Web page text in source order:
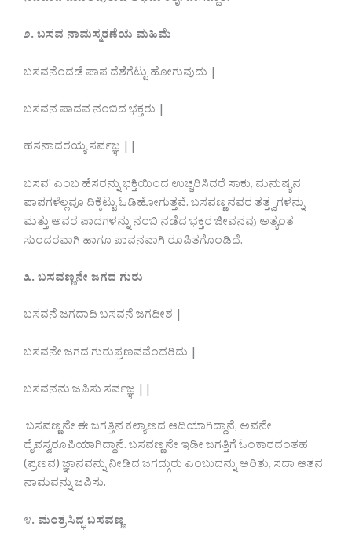
೨. ಬಸವ ನಾಮಸ್ಮರಣೆಯ ಮಹಿಮೆ
ಬಸವನೆಂದಡೆ ಪಾಪ ದೆಶೆಗೆಟ್ಟು ಹೋಗುವುದು |
ಬಸವನ ಪಾದವ ನಂಬಿದ ಭಕ್ತರು |
ಹಸನಾದರಯ್ಯ ಸರ್ವಜ್ಞ ||
ಬಸವ’ ಎಂಬ ಹೆಸರನ್ನು ಭಕ್ತಿಯಿಂದ ಉಚ್ಚರಿಸಿದರೆ ಸಾಕು, ಮನುಷ್ಯನ
ಪಾಪಗಳೆಲ್ಲವೂ ದಿಕ್ಕೆಟ್ಟು ಓಡಿಹೋಗುತ್ತವೆ. ಬಸವಣ್ಣನವರ ತತ್ತ್ವಗಳನ್ನು
ಮತ್ತು ಅವರ ಪಾದಗಳನ್ನು ನಂಬಿ ನಡೆದ ಭಕ್ತರ ಜೀವನವು ಅತ್ಯಂತ
ಸುಂದರವಾಗಿ ಹಾಗೂ ಪಾವನವಾಗಿ ರೂಪಿತಗೊಂಡಿದೆ.
೩. ಬಸವಣ್ಣನೇ ಜಗದ ಗುರು
ಬಸವನೆ ಜಗದಾದಿ ಬಸವನೆ ಜಗದೀಶ |
ಬಸವನೇ ಜಗದ ಗುರುಪ್ರಣವವೆಂದರಿದು |
ಬಸವನನು ಜಪಿಸು ಸರ್ವಜ್ಞ ||
ಬಸವಣ್ಣನೇ ಈ ಜಗತ್ತಿನ ಕಲ್ಯಾಣದ ಆದಿಯಾಗಿದ್ದಾನೆ, ಅವನೇ
ದೈವಸ್ವರೂಪಿಯಾಗಿದ್ದಾನೆ. ಬಸವಣ್ಣನೇ ಇಡೀ ಜಗತ್ತಿಗೆ ಓಂಕಾರದಂತಹ
(ಪ್ರಣವ) ಜ್ಞಾನವನ್ನು ನೀಡಿದ ಜಗದ್ಗುರು ಎಂಬುದನ್ನು ಅರಿತು, ಸದಾ ಆತನ
ನಾಮವನ್ನು ಜಪಿಸು.
೪. ಮಂತ್ರಸಿದ್ಧ ಬಸವಣ್ಣ